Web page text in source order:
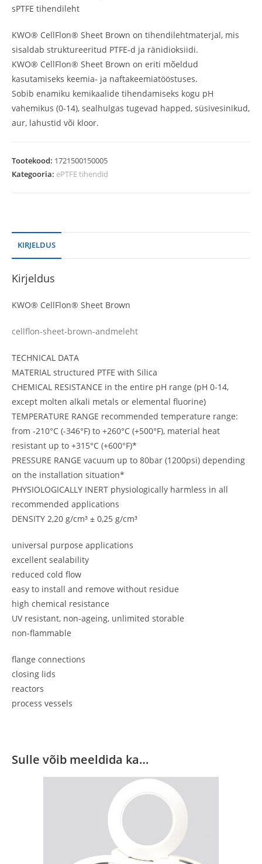
sPTFE tihendileht
KWO® CellFlon® Sheet Brown on tihendilehtmaterjal, mis
sisaldab struktureeritud PTFE-d ja ränidioksiidi.
KWO® CellFlon® Sheet Brown on eriti mõeldud
kasutamiseks keemia- ja naftakeemiatööstuses.
Sobib enamiku kemikaalide tihendamiseks kogu pH
vahemikus (0-14), sealhulgas tugevad happed, süsivesinikud,
aur, lahustid või kloor.
Tootekood: 1721500150005
Kategooria: ePTFE tihendid
KIRJELDUS
Kirjeldus
KWO® CellFlon® Sheet Brown
cellflon-sheet-brown-andmeleht
TECHNICAL DATA
MATERIAL structured PTFE with Silica
CHEMICAL RESISTANCE in the entire pH range (pH 0-14,
except molten alkali metals or elemental fluorine)
TEMPERATURE RANGE recommended temperature range:
from -210°C (-346°F) to +260°C (+500°F), material heat
resistant up to +315°C (+600°F)*
PRESSURE RANGE vacuum up to 80bar (1200psi) depending
on the installation situation*
PHYSIOLOGICALLY INERT physiologically harmless in all
recommended applications
DENSITY 2,20 g/cm³ ± 0,25 g/cm³
universal purpose applications
excellent sealability
reduced cold flow
easy to install and remove without residue
high chemical resistance
UV resistant, non-ageing, unlimited storable
non-flammable
flange connections
closing lids
reactors
process vessels
Sulle võib meeldida ka…